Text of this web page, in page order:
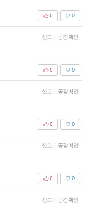
0
0
신고 | 공감 확인
0
0
신고 | 공감 확인
0
0
신고 | 공감 확인
0
0
신고 | 공감 확인